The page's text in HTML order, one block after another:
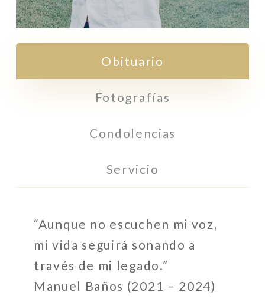
Obituario
Fotografías
Condolencias
Servicio
“Aunque no escuchen mi voz,
mi vida seguirá sonando a
través de mi legado.”
Manuel Baños (2021 – 2024)